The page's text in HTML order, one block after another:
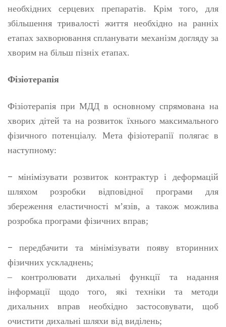
необхідних серцевих препаратів. Крім того, для
збільшення тривалості життя необхідно на ранніх
етапах захворювання спланувати механізм догляду за
хворим на більш пізніх етапах.
Фізіотерапія
Фізіотерапія при МДД в основному спрямована на
хворих дітей та на розвиток їхнього максимального
фізичного потенціалу. Мета фізіотерапії полягає в
наступному:
– мінімізувати розвиток контрактур і деформацій
шляхом розробки відповідної програми для
збереження еластичності м’язів, а також можлива
розробка програми фізичних вправ;
– передбачити та мінімізувати появу вторинних
фізичних ускладнень;
– контролювати дихальні функції та надання
інформації щодо того, які техніки та методи
дихальних вправ необхідно застосовувати, щоб
очистити дихальні шляхи від виділень;